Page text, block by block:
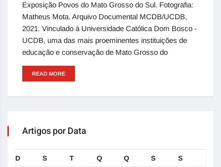
Exposição Povos do Mato Grosso do Sul. Fotografia:
Matheus Mota. Arquivo Documental MCDB/UCDB,
2021. Vinculado à Universidade Católica Dom Bosco -
UCDB, uma das mais proeminentes instituições de
educação e conservação de Mato Grosso do
READ MORE
Artigos por Data
D S T Q Q S S